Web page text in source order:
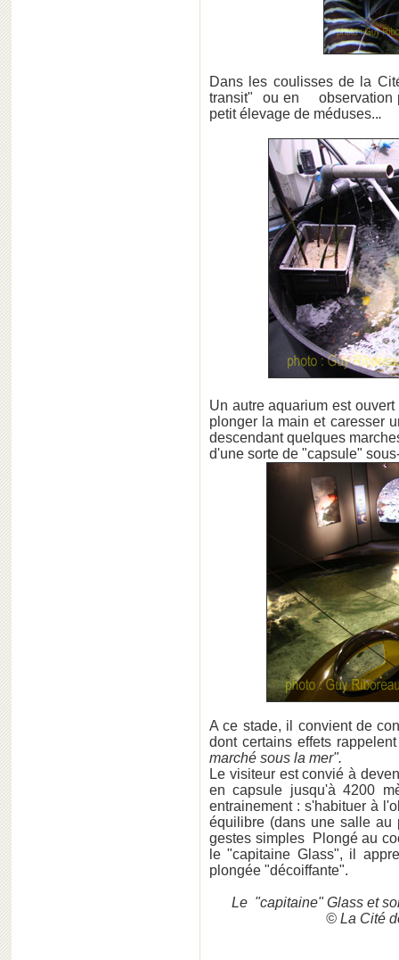
Dans les coulisses de la
transit" ou en observation
petit élevage de méduses...
Un autre aquarium est
plonger la main et caresser
descendant quelques
d'une sorte de "capsule"
A ce stade, il convient de
dont certains effets
marché sous la mer".
Le visiteur est convié à
en capsule jusqu'à 4200
entrainement : s'habituer à
équilibre (dans une salle au
gestes simples Plongé au
le "capitaine Glass", il
plongée "décoiffante".
Le "capitaine" Glass et
© La Cité